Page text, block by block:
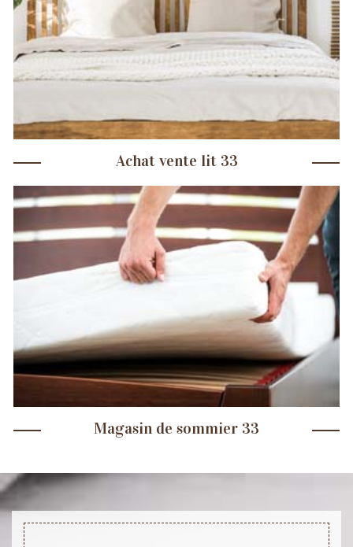
Achat vente lit 33
Magasin de sommier 33